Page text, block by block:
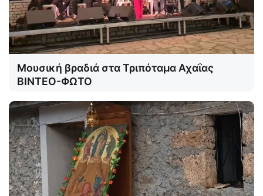
Μουσική βραδιά στα Τριπόταμα Αχαΐας
ΒΙΝΤΕΟ-ΦΩΤΟ